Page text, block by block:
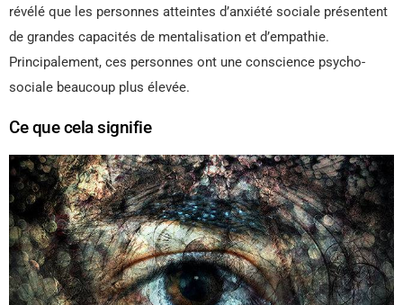
révélé que les personnes atteintes d’anxiété sociale présentent
de grandes capacités de mentalisation et d’empathie.
Principalement, ces personnes ont une conscience psycho-
sociale beaucoup plus élevée.
Ce que cela signifie